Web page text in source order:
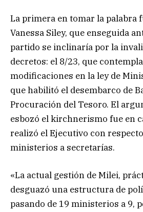
La primera en tomar la palabra
Vanessa Siley, que enseguida
partido se inclinaría por la
decretos: el 8/23, que
modificaciones en la ley de
que habilitó el desembarco de
Procuración del Tesoro. El
esbozó el kirchnerismo fue en
realizó el Ejecutivo con
ministerios a secretarías.
«La actual gestión de Milei,
desguazó una estructura de
pasando de 19 ministerios a 9,